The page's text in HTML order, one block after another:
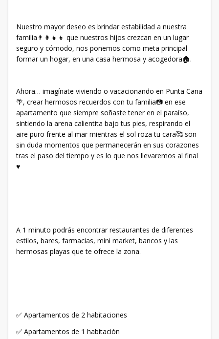
Nuestro mayor deseo es brindar estabilidad a nuestra
familia👨‍👩‍👧‍👦 que nuestros hijos crezcan en un lugar
seguro y cómodo, nos ponemos como meta principal
formar un hogar, en una casa hermosa y acogedora🏠.
Ahora… imagínate viviendo o vacacionando en Punta Cana
🌴, crear hermosos recuerdos con tu familia📷 en ese
apartamento que siempre soñaste tener en el paraíso,
sintiendo la arena calientita bajo tus pies, respirando el
aire puro frente al mar mientras el sol roza tu cara🥰 son
sin duda momentos que permanecerán en sus corazones
tras el paso del tiempo y es lo que nos llevaremos al final
♥️
A 1 minuto podrás encontrar restaurantes de diferentes
estilos, bares, farmacias, mini market, bancos y las
hermosas playas que te ofrece la zona.
✅ Apartamentos de 2 habitaciones
✅ Apartamentos de 1 habitación